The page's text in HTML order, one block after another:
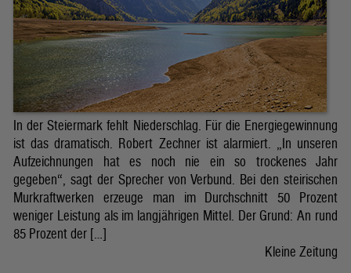
In der Steiermark fehlt Niederschlag. Für die Energiegewinnung
ist das dramatisch. Robert Zechner ist alarmiert. „In unseren
Aufzeichnungen hat es noch nie ein so trockenes Jahr
gegeben“, sagt der Sprecher von Verbund. Bei den steirischen
Murkraftwerken erzeuge man im Durchschnitt 50 Prozent
weniger Leistung als im langjährigen Mittel. Der Grund: An rund
85 Prozent der […]
Kleine Zeitung